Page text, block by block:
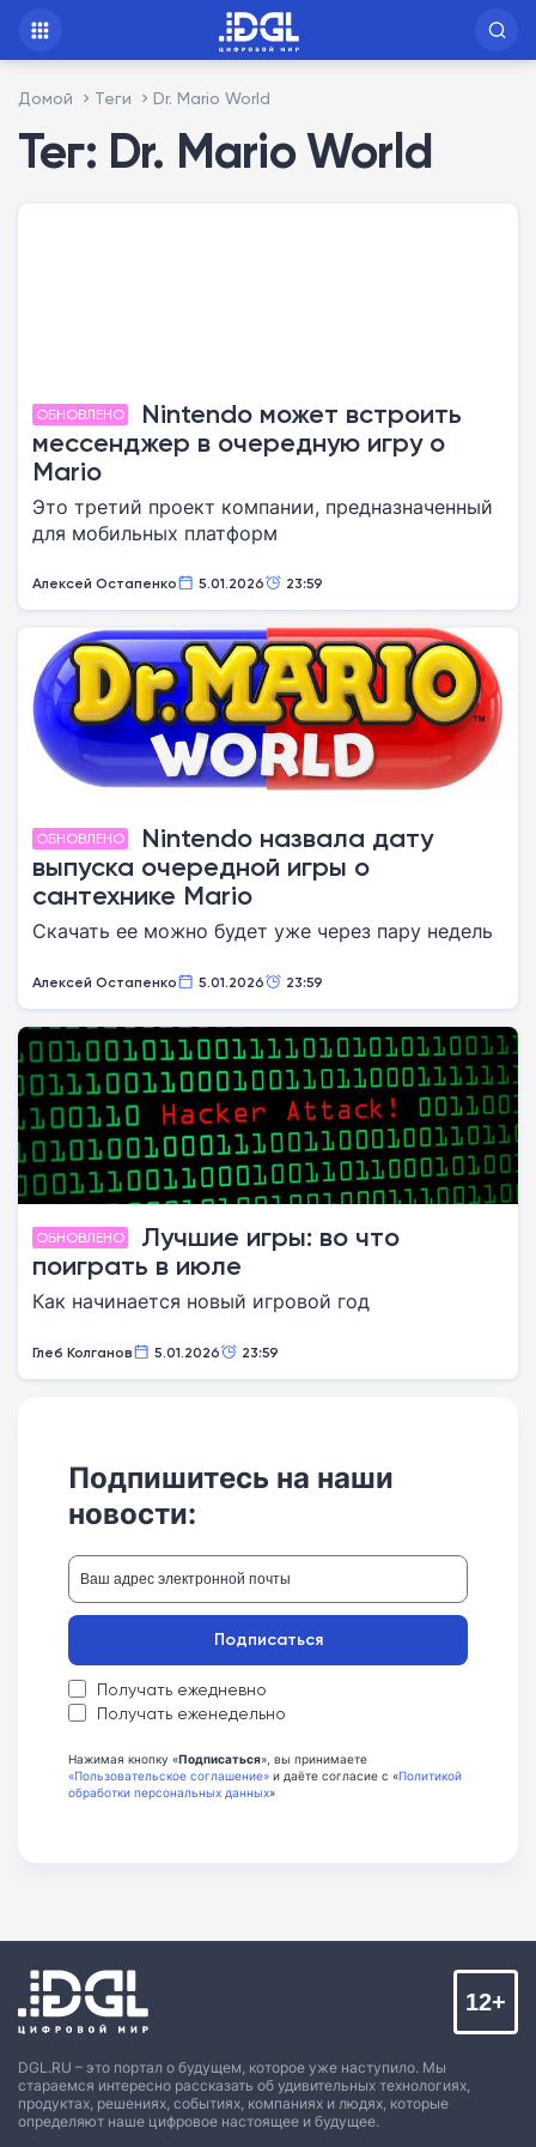
Домой Теги Dr. Mario World
Тег: Dr. Mario World
ОБНОВЛЕНО
Nintendo может встроить
мессенджер в очередную игру о
Mario
Это третий проект компании, предназначенный
для мобильных платформ
Алексей Остапенко 5.01.2026 23:59
ОБНОВЛЕНО
Nintendo назвала дату
выпуска очередной игры о
сантехнике Mario
Скачать ее можно будет уже через пару недель
Алексей Остапенко 5.01.2026 23:59
ОБНОВЛЕНО
Лучшие игры: во что
поиграть в июле
Как начинается новый игровой год
Глеб Колганов 5.01.2026 23:59
Подпишитесь на наши
новости:
Получать ежедневно
Получать еженедельно
Подписаться
Нажимая кнопку «Подписаться», вы принимаете
«Пользовательское соглашение» и даёте согласие с «Политикой
обработки персональных данных»
DGL.RU – это портал о будущем, которое уже наступило. Мы
стараемся интересно рассказать об удивительных технологиях,
продуктах, решениях, событиях, компаниях и людях, которые
определяют наше цифровое настоящее и будущее.
12+